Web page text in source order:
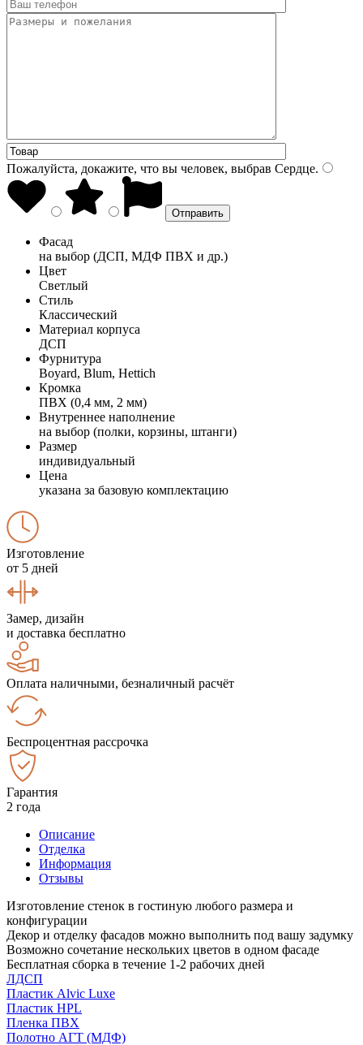
Пожалуйста, докажите, что вы человек, выбрав Сердце.
Фасад
на выбор (ДСП, МДФ ПВХ и др.)
Цвет
Светлый
Стиль
Классический
Материал корпуса
ДСП
Фурнитура
Boyard, Blum, Hettich
Кромка
ПВХ (0,4 мм, 2 мм)
Внутреннее наполнение
на выбор (полки, корзины, штанги)
Размер
индивидуальный
Цена
указана за базовую комплектацию
Изготовление
от 5 дней
Замер, дизайн
и доставка бесплатно
Оплата наличными, безналичный расчёт
Беспроцентная рассрочка
Гарантия
2 года
Описание
Отделка
Информация
Отзывы
Изготовление стенок в гостиную любого размера и
конфигурации
Декор и отделку фасадов можно выполнить под вашу задумку
Возможно сочетание нескольких цветов в одном фасаде
Бесплатная сборка в течение 1-2 рабочих дней
ЛДСП
Пластик Alvic Luxe
Пластик HPL
Пленка ПВХ
Полотно АГТ (МДФ)